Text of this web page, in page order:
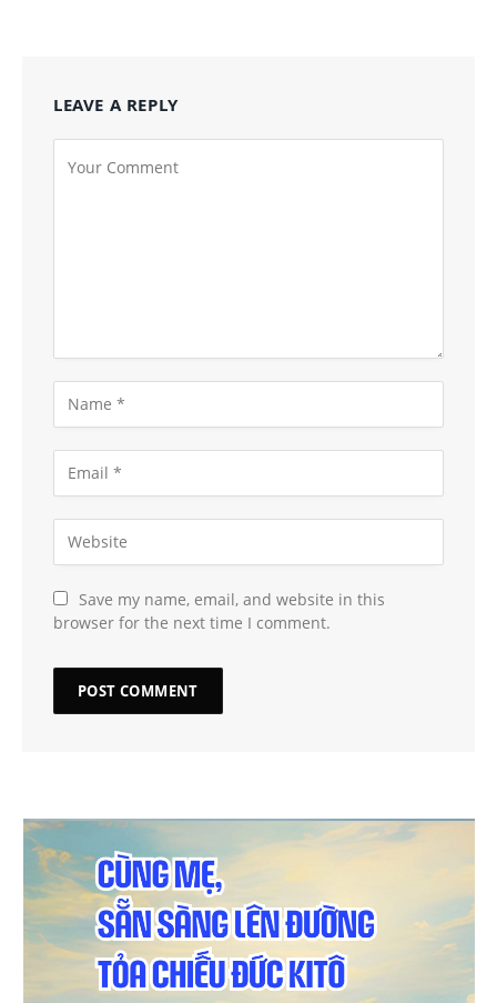
LEAVE A REPLY
Save my name, email, and website in this
browser for the next time I comment.